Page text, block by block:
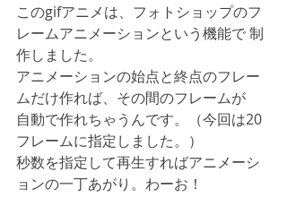
このgifアニメは、フォトショップのフ
レームアニメーションという機能で 制
作しました。
アニメーションの始点と終点のフレー
ムだけ作れば、その間のフレームが
自動で作れちゃうんです。（今回は20
フレームに指定しました。）
秒数を指定して再生すればアニメーシ
ョンの一丁あがり。わーお！